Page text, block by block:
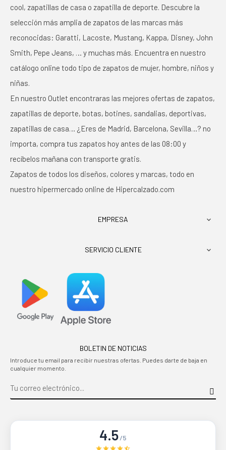
cool, zapatillas de casa o zapatilla de deporte. Descubre la
selección más amplia de zapatos de las marcas más
reconocidas: Garatti, Lacoste, Mustang, Kappa, Disney, John
Smith, Pepe Jeans, … y muchas más. Encuentra en nuestro
catálogo online todo tipo de zapatos de mujer, hombre, niños y
niñas.
En nuestro Outlet encontraras las mejores ofertas de zapatos,
zapatillas de deporte, botas, botines, sandalias, deportivas,
zapatillas de casa… ¿Eres de Madrid, Barcelona, Sevilla…? no
importa, compra tus zapatos hoy antes de las 08:00 y
recíbelos mañana con transporte gratis.
Zapatos de todos los diseños, colores y marcas, todo en
nuestro hipermercado online de Hipercalzado.com
EMPRESA 
SERVICIO CLIENTE 
BOLETIN DE NOTICIAS
Introduce tu email para recibir nuestras ofertas. Puedes darte de baja en
cualquier momento.
4.5/5